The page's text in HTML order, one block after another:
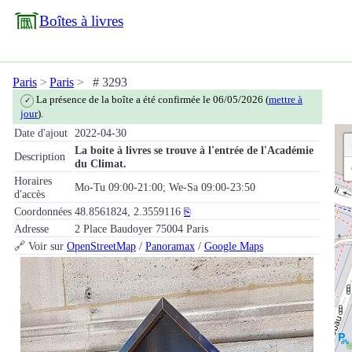
Boîtes à livres
Paris Paris # 3293
✓ La présence de la boîte a été confirmée le 06/05/2026 (mettre à
jour).
Date d'ajout
2022-04-30
Description
La boite à livres se trouve à l'entrée de l'Académie
du Climat.
Horaires
d'accès
Mo-Tu 09:00-21:00; We-Sa 09:00-23:50
Coordonnées 48.8561824, 2.3559116 ⎘
Adresse
2 Place Baudoyer 75004 Paris
🔗 Voir sur OpenStreetMap / Panoramax / Google Maps